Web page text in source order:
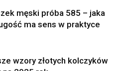
męski próba 585 – jaka
ma sens w praktyce
wzory złotych kolczyków